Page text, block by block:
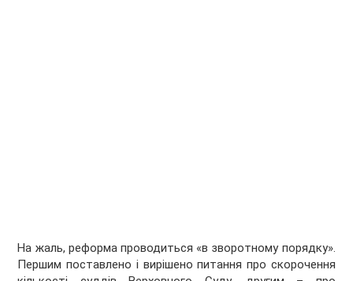
На жаль, реформа проводиться «в зворотному порядку».
Першим поставлено і вирішено питання про скорочення